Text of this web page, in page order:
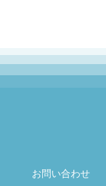
お問い合わせ